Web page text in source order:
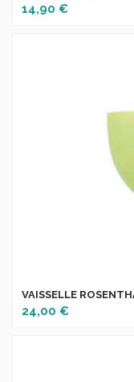
14,90 €
VAISSELLE
24,00 €